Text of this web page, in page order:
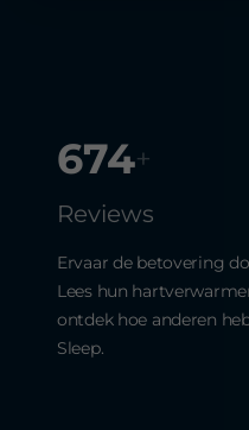
674+
Reviews
Ervaar de betovering
Lees hun
ontdek hoe anderen
Sleep.